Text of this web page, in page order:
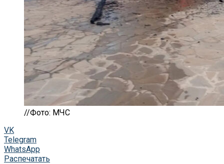
//Фото: МЧС
VK
Telegram
WhatsApp
Распечатать